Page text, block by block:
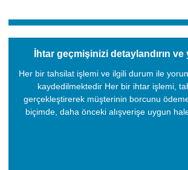
İhtar geçmişinizi detaylandırın ve
Her bir tahsilat işlemi ve ilgili durum ile
kaydedilmektedir Her bir ihtar işlemi,
gerçekleştirerek müşterinin borcunu
biçimde, daha önceki alışverişe uygun